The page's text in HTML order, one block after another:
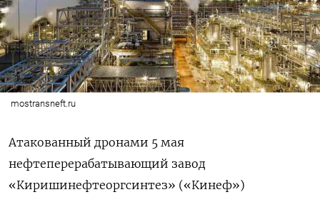
mostransneft.ru
Атакованный дронами 5 мая
нефтеперерабатывающий завод
«Киришинефтеоргсинтез» («Кинеф»)